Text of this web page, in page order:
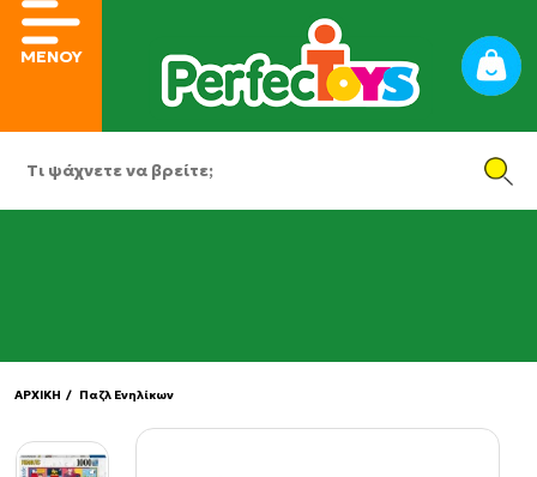
ΜΕΝΟΥ
ΑΡΧΙΚΗ / Παζλ Ενηλίκων